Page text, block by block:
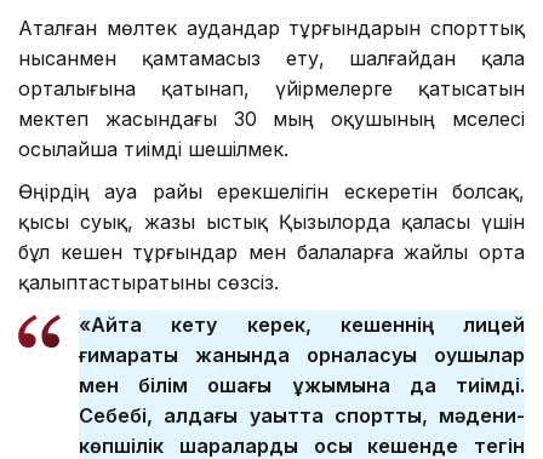
Аталған мөлтек аудандар тұрғындарын спорттық
нысанмен қамтамасыз ету, шалғайдан қала
орталығына қатынап, үйірмелерге қатысатын
мектеп жасындағы 30 мың оқушының мәселесі
осылайша тиімді шешілмек.
Өңірдің ауа райы ерекшелігін ескеретін болсақ,
қысы суық, жазы ыстық Қызылорда қаласы үшін
бұл кешен тұрғындар мен балаларға жайлы орта
қалыптастыратыны сөзсіз.
«Айта кету керек, кешеннің лицей
ғимараты жанында орналасуы оқушылар
мен білім ошағы ұжымына да тиімді.
Себебі, алдағы уақытта спорттық, мәдени-
көпшілік шараларды осы кешенде тегін